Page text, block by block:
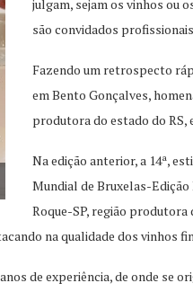
julgam, sejam os vinhos ou
são convidados
Fazendo um retrospecto
em Bento Gonçalves,
produtora do estado do RS,
Na edição anterior, a 14ª,
Mundial de Bruxelas-Edição
Roque-SP, região produtora
na qualidade dos vinhos
de experiência, de onde se